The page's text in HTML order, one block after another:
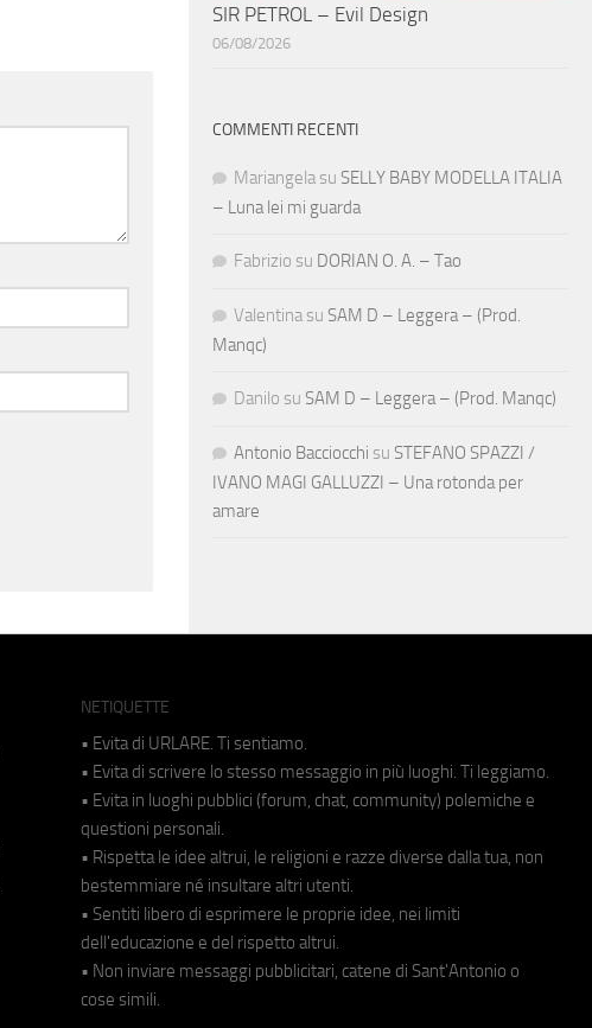
SIR PETROL – Evil Design
06/08/2026
COMMENTI RECENTI
Mariangela su SELLY BABY MODELLA ITALIA
– Luna lei mi guarda
Fabrizio su DORIAN O. A. – Tao
Valentina su SAM D – Leggera – (Prod.
Manqc)
Danilo su SAM D – Leggera – (Prod. Manqc)
Antonio Bacciocchi su STEFANO SPAZZI /
IVANO MAGI GALLUZZI – Una rotonda per
amare
NETIQUETTE
• Evita di URLARE. Ti sentiamo.
• Evita di scrivere lo stesso messaggio in più luoghi. Ti leggiamo.
• Evita in luoghi pubblici (forum, chat, community) polemiche e
questioni personali.
• Rispetta le idee altrui, le religioni e razze diverse dalla tua, non
bestemmiare né insultare altri utenti.
• Sentiti libero di esprimere le proprie idee, nei limiti
dell'educazione e del rispetto altrui.
• Non inviare messaggi pubblicitari, catene di Sant'Antonio o
cose simili.